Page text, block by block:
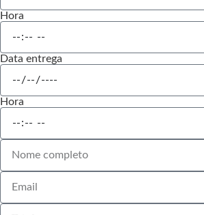
Hora
Data entrega
Hora